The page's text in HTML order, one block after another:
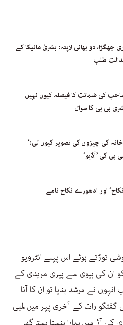
جھگڑا، دو بھائی لاپتہ: بشریٰ مانیکا کے
طلب
کی ضمانت کا فیصلہ کیوں نہیں
بی بی کا سوال
کی چیزوں کی تصویر کیوں لی:‘
بی کی ’آڈیو‘
اور ادھورے نکاح نامے
توڑتے ہوئے اس پہلے انٹرویو
کو ان کی بیوی سے پیری مریدی کے
نے مرشد بنایا تو ان کا آنا
کی گفتگو رات کے آخری پہر میں لمبی
کی آڑ میں ہمارا ہنستا بستا گھر